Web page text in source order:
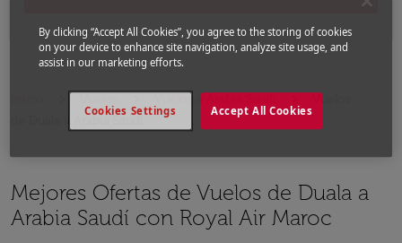
Vuelos a Arabia Saudí
Vuelos
Mejores Ofertas de Vuelos de Duala a
Arabia Saudí con Royal Air Maroc
By clicking “Accept All Cookies”, you agree to the storing of cookies
on your device to enhance site navigation, analyze site usage, and
assist in our marketing efforts.
Accept All Cookies
Cookies Settings